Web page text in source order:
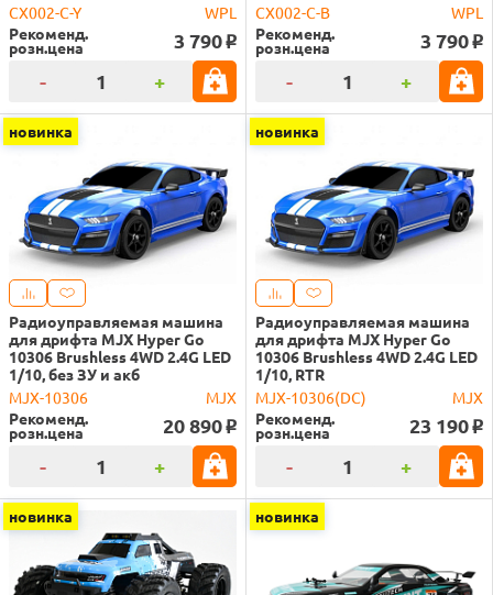
CX002-C-Y
WPL
Рекоменд.
розн.цена 3 790 o
- +
CX002-C-B
WPL
Рекоменд.
розн.цена 3 790 o
- +
новинка
Радиоуправляемая машина
для дрифта MJX Hyper Go
10306 Brushless 4WD 2.4G LED
1/10, без ЗУ и акб
MJX-10306
MJX
Рекоменд.
розн.цена 20 890 o
- +
новинка
Радиоуправляемая машина
для дрифта MJX Hyper Go
10306 Brushless 4WD 2.4G LED
1/10, RTR
MJX-10306(DC)
MJX
Рекоменд.
розн.цена 23 190 o
- +
новинка новинка